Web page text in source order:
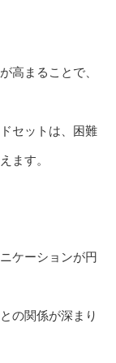
高まることで、
セットは、困難
ます。
ケーションが円
の関係が深まり